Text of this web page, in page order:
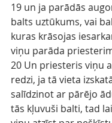
19 un ja parādās
balts uztūkums, vai
kuras krāsojas
viņu parāda
20 Un priesteris viņu
redzi, ja tā vieta
salīdzinot ar pārējo
tās kļuvuši balti, tad